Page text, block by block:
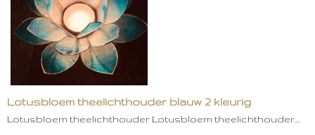
Lotusbloem theelichthouder blauw 2 kleurig
Lotusbloem theelichthouder Lotusbloem theelichthouder…